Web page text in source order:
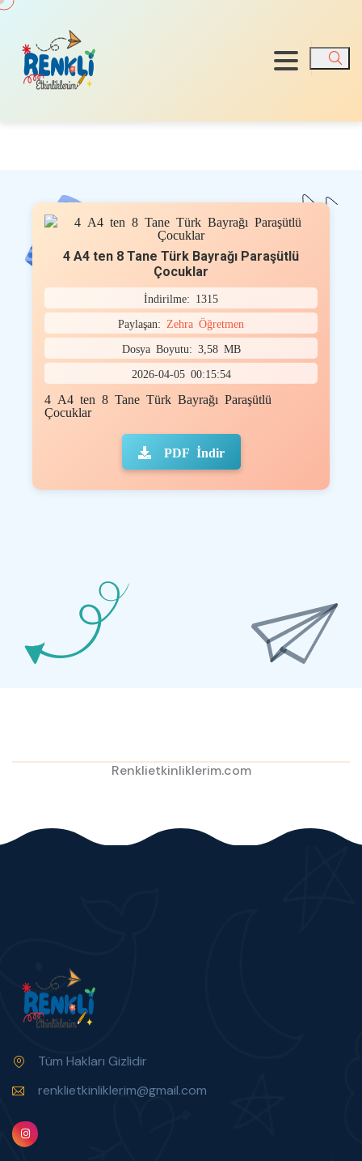
Ara
4 A4 ten 8 Tane Türk Bayrağı Paraşütlü
Çocuklar
İndirilme: 1315
Paylaşan: Zehra Öğretmen
Dosya Boyutu: 3,58 MB
2026-04-05 00:15:54
4 A4 ten 8 Tane Türk Bayrağı Paraşütlü
Çocuklar
PDF İndir
Renklietkinliklerim.com
Tüm Hakları Gizlidir
renklietkinliklerim@gmail.com